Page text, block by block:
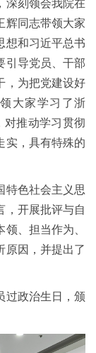
深刻领会我院在
辉同志带领大家
想和习近平总书
引导党员、干部
，为把党建设好
大家学习了浙
对推动学习贯彻
实，具有特殊的
色社会主义思
，开展批评与自
、担当作为、
原因，并提出了
政治生日，颁